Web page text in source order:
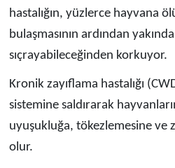
hastalığın, yüzlerce hayvana
bulaşmasının ardından
sıçrayabileceğinden korkuyor.
Kronik zayıflama hastalığı
sistemine saldırarak
uyuşukluğa, tökezlemesine ve
olur.
Spor
Teknoloji ve Bilim
Televizyon